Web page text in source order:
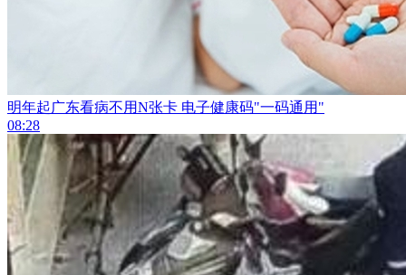
明年起广东看病不用N张卡 电子健康码"一码通用"
08:28